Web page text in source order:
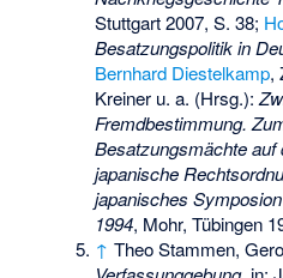
Stuttgart 2007, S. 38;
Besatzungspolitik in
Bernhard Diestelkamp,
Kreiner u. a. (Hrsg.):
Fremdbestimmung.
Besatzungsmächte auf
japanische
japanisches
1994, Mohr, Tübingen
↑ Theo Stammen,